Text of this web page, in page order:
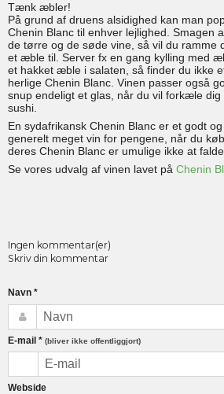
Tænk æbler!
På grund af druens alsidighed kan man
Chenin Blanc til enhver lejlighed. Smagen
de tørre og de søde vine, så vil du ramme
et æble til. Server fx en gang kylling med
et hakket æble i salaten, så finder du ikke
herlige Chenin Blanc. Vinen passer også
snup endeligt et glas, når du vil forkæle dig
sushi.
En sydafrikansk Chenin Blanc er et godt
generelt meget vin for pengene, når du
deres Chenin Blanc er umulige ikke at
Se vores udvalg af vinen lavet på Chenin
Ingen kommentar(er)
Skriv din kommentar
Navn *
E-mail * (bliver ikke offentliggjort)
Webside